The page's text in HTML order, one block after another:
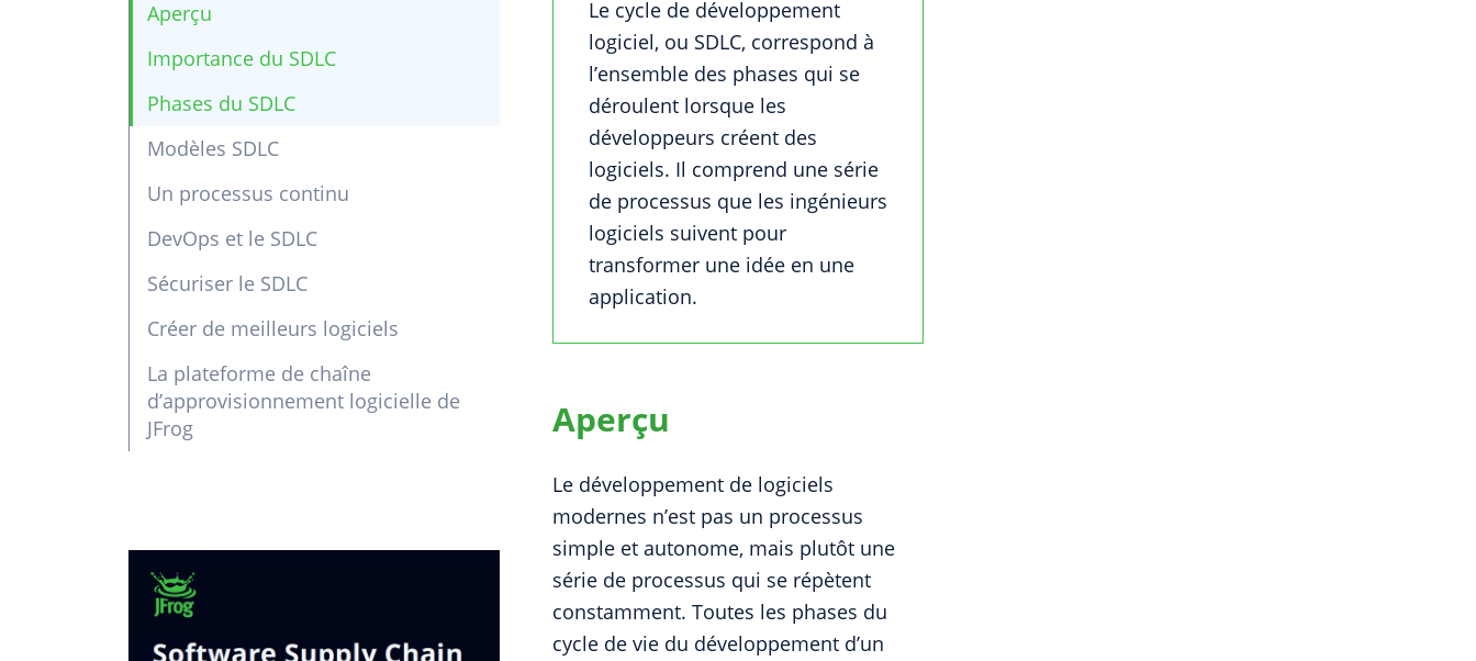
Aperçu
Importance du SDLC
Phases du SDLC
Modèles SDLC
Un processus continu
DevOps et le SDLC
Sécuriser le SDLC
Créer de meilleurs logiciels
La plateforme de chaîne
d’approvisionnement logicielle de
JFrog
Le cycle de développement
logiciel, ou SDLC, correspond à
l’ensemble des phases qui se
déroulent lorsque les
développeurs créent des
logiciels. Il comprend une série
de processus que les ingénieurs
logiciels suivent pour
transformer une idée en une
application.
Aperçu
Le développement de logiciels
modernes n’est pas un processus
simple et autonome, mais plutôt une
série de processus qui se répètent
constamment. Toutes les phases du
cycle de vie du développement d’un